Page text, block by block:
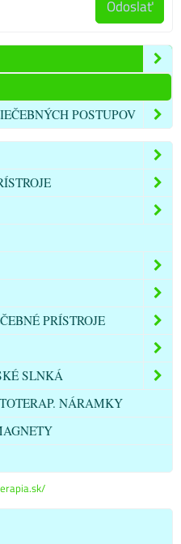
Odoslať
POSTUPOV
PRÍSTROJE
SLNKÁ
NÁRAMKY